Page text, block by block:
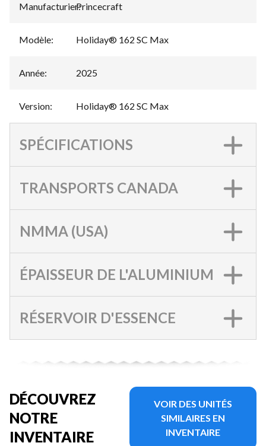
Manufacturier:
Princecraft
Modèle: Holiday® 162 SC Max
Année: 2025
Version: Holiday® 162 SC Max
SPÉCIFICATIONS
TRANSPORTS CANADA
NMMA (USA)
ÉPAISSEUR DE L'ALUMINIUM
RÉSERVOIR D'ESSENCE
DÉCOUVREZ
NOTRE
INVENTAIRE
VOIR DES UNITÉS
SIMILAIRES EN
INVENTAIRE